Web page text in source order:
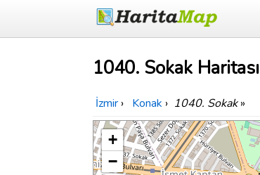
1040. Sokak Haritası
İzmir › Konak › 1040. Sokak»
+
−